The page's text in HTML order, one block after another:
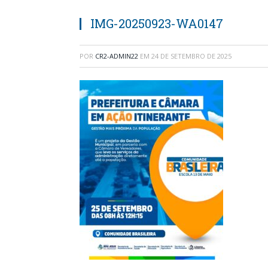
IMG-20250923-WA0147
POR CR2-ADMIN22 EM 24 DE SETEMBRO DE 2025